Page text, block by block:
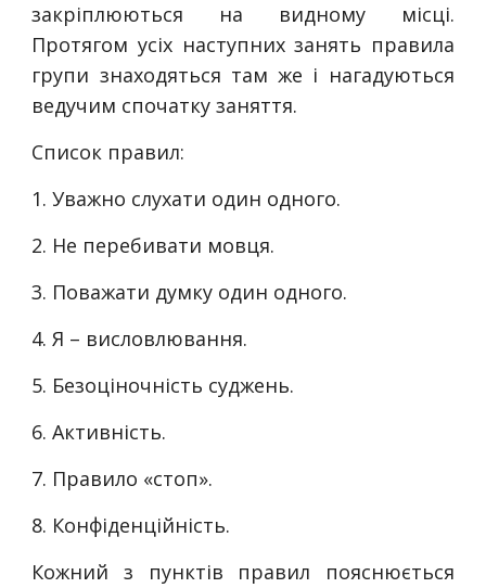
закріплюються на видному місці.
Протягом усіх наступних занять правила
групи знаходяться там же і нагадуються
ведучим спочатку заняття.
Список правил:
1. Уважно слухати один одного.
2. Не перебивати мовця.
3. Поважати думку один одного.
4. Я – висловлювання.
5. Безоціночність суджень.
6. Активність.
7. Правило «стоп».
8. Конфіденційність.
Кожний з пунктів правил пояснюється